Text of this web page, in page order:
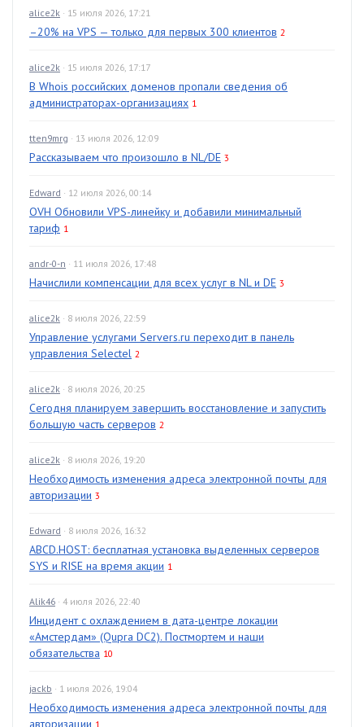
alice2k · 15 июля 2026, 17:21
–20% на VPS — только для первых 300 клиентов 2
alice2k · 15 июля 2026, 17:17
В Whois российских доменов пропали сведения об
администраторах-организациях 1
tten9mrg · 13 июля 2026, 12:09
Рассказываем что произошло в NL/DE 3
Edward · 12 июля 2026, 00:14
OVH Обновили VPS-линейку и добавили минимальный
тариф 1
andr-0-n · 11 июля 2026, 17:48
Начислили компенсации для всех услуг в NL и DE 3
alice2k · 8 июля 2026, 22:59
Управление услугами Servers.ru переходит в панель
управления Selectel 2
alice2k · 8 июля 2026, 20:25
Сегодня планируем завершить восстановление и запустить
большую часть серверов 2
alice2k · 8 июля 2026, 19:20
Необходимость изменения адреса электронной почты для
авторизации 3
Edward · 8 июля 2026, 16:32
ABCD.HOST: бесплатная установка выделенных серверов
SYS и RISE на время акции 1
Alik46 · 4 июля 2026, 22:40
Инцидент с охлаждением в дата-центре локации
«Амстердам» (Qupra DC2). Постмортем и наши
обязательства 10
jackb · 1 июля 2026, 19:04
Необходимость изменения адреса электронной почты для
авторизации 1